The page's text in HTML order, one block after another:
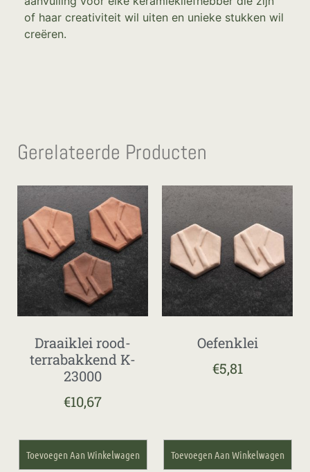
of haar creativiteit wil uiten en unieke stukken wil
creëren.
Gerelateerde Producten
Draaiklei rood-
terrabakkend K-
23000
€10,67
Toevoegen Aan Winkelwagen
Oefenklei
€5,81
Toevoegen Aan Winkelwagen